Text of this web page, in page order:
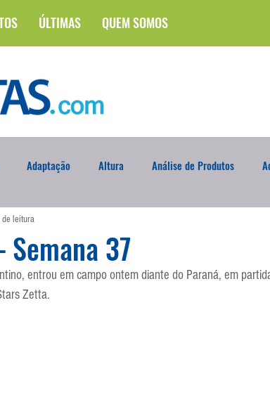
ÚLTIMAS QUEM SOMOS
Adaptação Altura Análise de Produtos
Defesa da Semana Deslocamento DVD
Semana 37
de leitura
entrou em campo ontem diante do Paraná, em
Zetta.